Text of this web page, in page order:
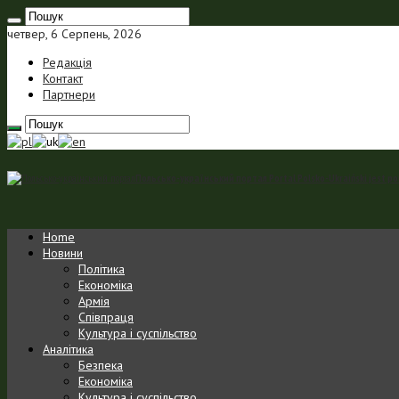
четвер, 6 Серпень, 2026
Редакція
Контакт
Партнери
Home
Новини
Політика
Економіка
Армія
Співпраця
Культура і суспільство
Аналітика
Безпека
Економіка